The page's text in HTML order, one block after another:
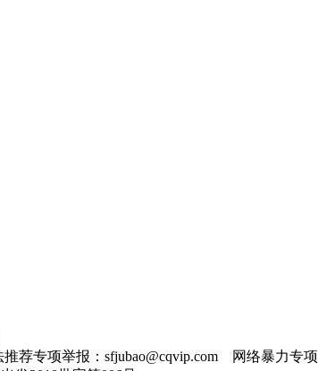
荐专项举报：sfjubao@cqvip.com 网络暴力专项